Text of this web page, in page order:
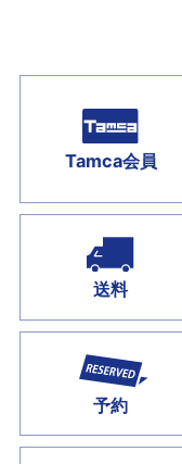
Tamca会員
送料
予約